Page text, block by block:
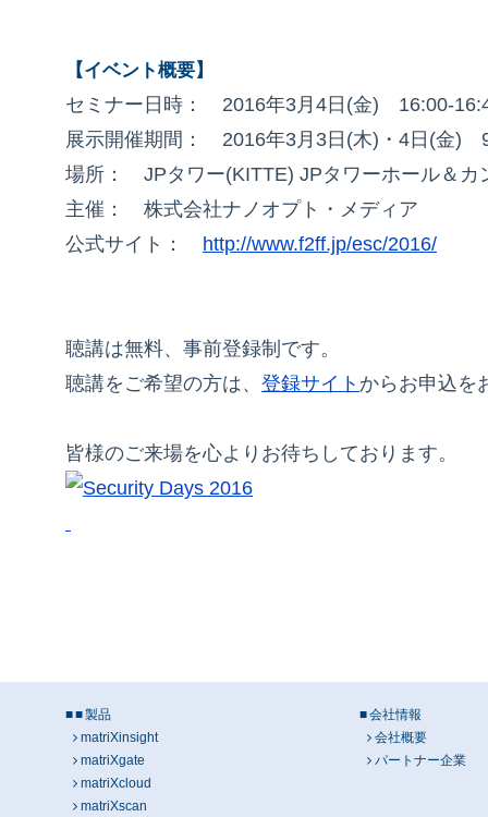
【イベント概要】
セミナー日時： 2016年3月4日(金)
展示開催期間： 2016年3月3日(木)・4日(金)
場所： JPタワー(KITTE) JPタワーホール＆カ
主催： 株式会社ナノオプト・メディア
公式サイト： http://www.f2ff.jp/esc/2016/
聴講は無料、事前登録制です。
聴講をご希望の方は、 登録サイト からお申込を
皆様のご来場を心よりお待ちしております。
製品
matriXinsight
matriXgate
matriXcloud
matriXscan
会社情報
会社概要
パートナー企業